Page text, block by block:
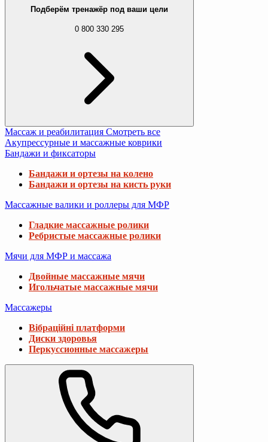
Подберём тренажёр под ваши цели
0 800 330 295
Массаж и реабилитация Смотреть все
Акупрессурные и массажные коврики
Бандажи и фиксаторы
Бандажи и ортезы на колено
Бандажи и ортезы на кисть руки
Массажные валики и роллеры для МФР
Гладкие массажные ролики
Ребристые массажные ролики
Мячи для МФР и массажа
Двойные массажные мячи
Игольчатые массажные мячи
Массажеры
Вібраційні платформи
Диски здоровья
Перкуссионные массажеры